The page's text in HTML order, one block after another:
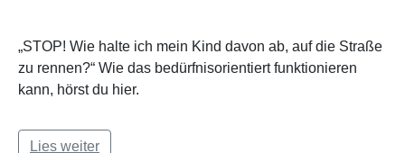
„STOP! Wie halte ich mein Kind davon ab, auf die Straße
zu rennen?“ Wie das bedürfnisorientiert funktionieren
kann, hörst du hier.
Lies weiter